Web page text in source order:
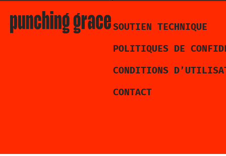
SOUTIEN TECHNIQUE
POLITIQUES DE
CONDITIONS
CONTACT